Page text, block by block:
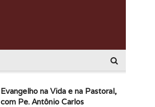
Evangelho na Vida e na Pastoral,
com Pe. Antônio Carlos